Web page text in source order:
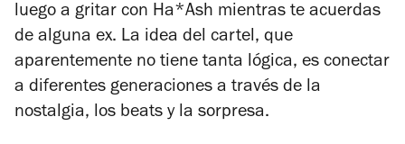
luego a gritar con Ha*Ash mientras te acuerdas
de alguna ex. La idea del cartel, que
aparentemente no tiene tanta lógica, es conectar
a diferentes generaciones a través de la
nostalgia, los beats y la sorpresa.